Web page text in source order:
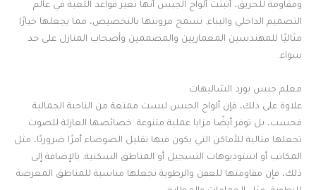
ومقاومة للحريق، أثبتت ألواح الجبس أنها تغير قواعد اللعبة في عالم
التصميم الداخلي والبناء. تسمح مرونتها بالتخصيص، مما يجعلها خيارًا
مثاليًا للمهندسين المعماريين والمصممين وأصحاب المنازل على حد
سواء.
معلم جبس بورد الشاليهات
علاوة على ذلك، فإن ألواح الجبس ليست ممتعة من الناحية الجمالية
فحسب، بل توفر أيضًا مزايا عملية متنوعة. خصائصها العازلة للصوت
تجعلها مثالية للأماكن التي يكون فيها تقليل الضوضاء أمرًا ضروريًا، مثل
المكاتب أو استوديوهات التسجيل أو المناطق السكنية. بالإضافة إلى
ذلك، فإن مقاومتها للعفن والرطوبة تجعلها مناسبة للمناطق المعرضة